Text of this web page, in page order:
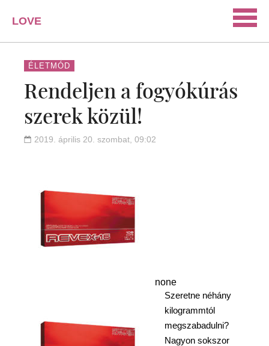
LOVE
PORTAL
SZERELEM
ISMERKEDÉS
PÁRKAPCSOLAT
HÁZASSÁG
ÉLETMÓD
Rendeljen a fogyókúrás
szerek közül!
2019. április 20. szombat, 09:02
none
Szeretne néhány
kilogrammtól
megszabadulni?
Nagyon sokszor